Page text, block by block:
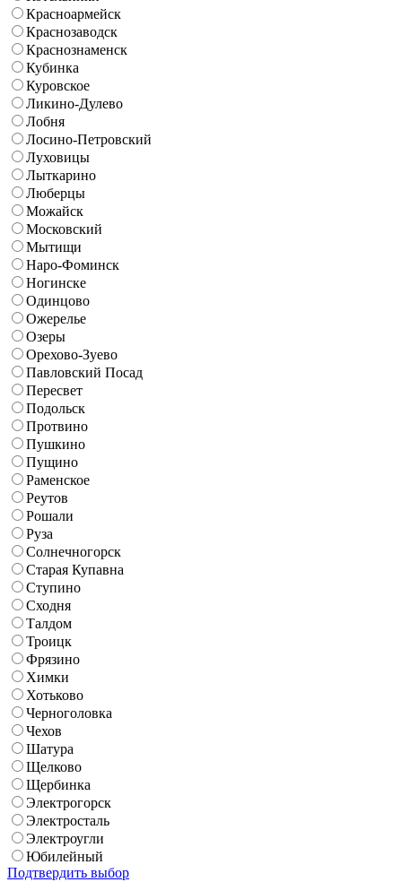
Красноармейск
Краснозаводск
Краснознаменск
Кубинка
Куровское
Ликино-Дулево
Лобня
Лосино-Петровский
Луховицы
Лыткарино
Люберцы
Можайск
Московский
Мытищи
Наро-Фоминск
Ногинске
Одинцово
Ожерелье
Озеры
Орехово-Зуево
Павловский Посад
Пересвет
Подольск
Протвино
Пушкино
Пущино
Раменское
Реутов
Рошали
Руза
Солнечногорск
Старая Купавна
Ступино
Сходня
Талдом
Троицк
Фрязино
Химки
Хотьково
Черноголовка
Чехов
Шатура
Щелково
Щербинка
Электрогорск
Электросталь
Электроугли
Юбилейный
Подтвердить выбор